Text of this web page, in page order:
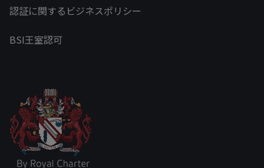
認証に関するビジネスポリシー
BSI王室認可